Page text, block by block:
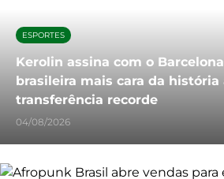
ESPORTES
Kerolin assina com o
brasileira mais cara da história
transferência recorde
04/08/2026